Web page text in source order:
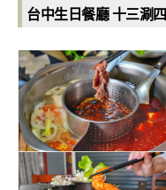
台中生日餐廳 十三涮